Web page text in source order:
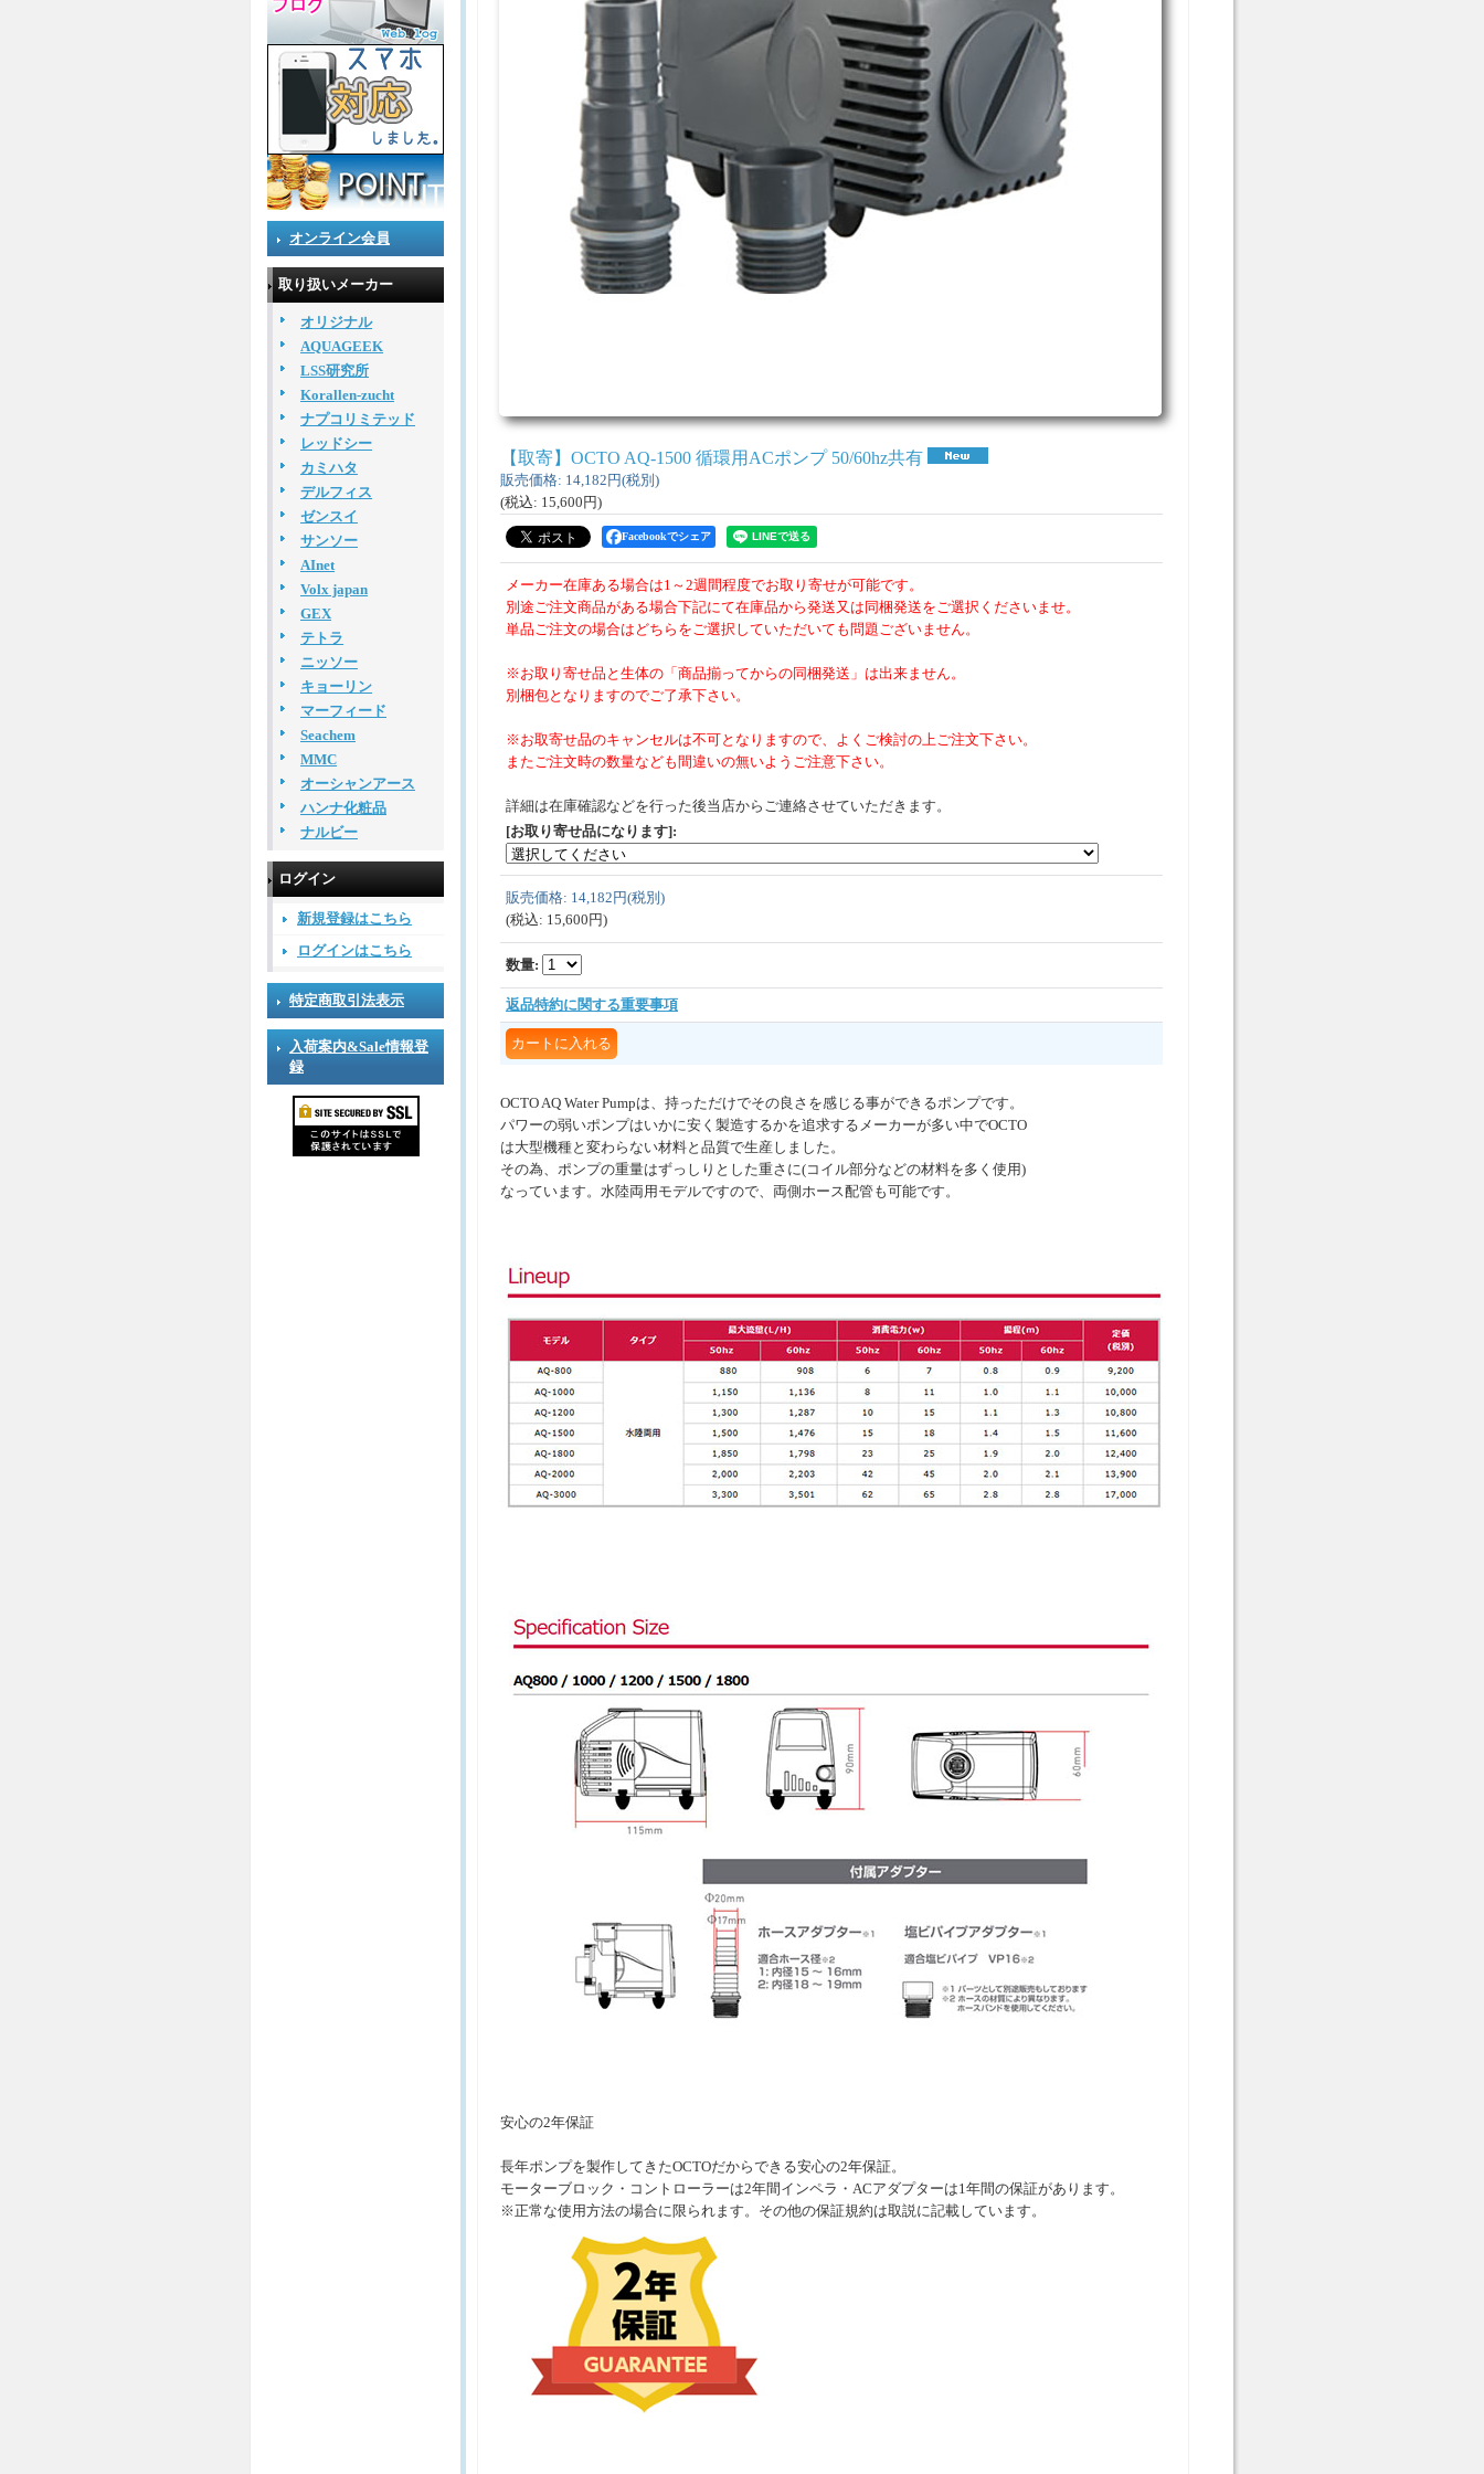
オンライン会員
取り扱いメーカー
オリジナル
AQUAGEEK
LSS研究所
Korallen-zucht
ナプコリミテッド
レッドシー
カミハタ
デルフィス
ゼンスイ
サンソー
AInet
Volx japan
GEX
テトラ
ニッソー
キョーリン
マーフィード
Seachem
MMC
オーシャンアース
ハンナ化粧品
ナルビー
ログイン
新規登録はこちら
ログインはこちら
特定商取引法表示
入荷案内&Sale情報登
録
【取寄】OCTO AQ-1500 循環用ACポンプ 50/60hz共有
販売価格: 14,182円(税別)
(税込: 15,600円)
Facebookでシェア
メーカー在庫ある場合は1～2週間程度でお取り寄せが可能です。
別途ご注文商品がある場合下記にて在庫品から発送又は同梱発送をご選択くださいませ。
単品ご注文の場合はどちらをご選択していただいても問題ございません。
※お取り寄せ品と生体の「商品揃ってからの同梱発送」は出来ません。
別梱包となりますのでご了承下さい。
※お取寄せ品のキャンセルは不可となりますので、よくご検討の上ご注文下さい。
またご注文時の数量なども間違いの無いようご注意下さい。
詳細は在庫確認などを行った後当店からご連絡させていただきます。
[お取り寄せ品になります]:
販売価格: 14,182円(税別)
(税込: 15,600円)
数量:
返品特約に関する重要事項
OCTO AQ Water Pumpは、持っただけでその良さを感じる事ができるポンプです。
パワーの弱いポンプはいかに安く製造するかを追求するメーカーが多い中でOCTO
は大型機種と変わらない材料と品質で生産しました。
その為、ポンプの重量はずっしりとした重さに(コイル部分などの材料を多く使用)
なっています。水陸両用モデルですので、両側ホース配管も可能です。
安心の2年保証
長年ポンプを製作してきたOCTOだからできる安心の2年保証。
モーターブロック・コントローラーは2年間インペラ・ACアダプターは1年間の保証があります。
※正常な使用方法の場合に限られます。その他の保証規約は取説に記載しています。